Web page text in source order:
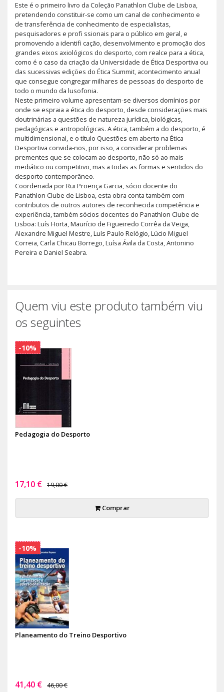
Este é o primeiro livro da Coleção Panathlon Clube de Lisboa,
pretendendo constituir-se como um canal de conhecimento e
de transferência de conhecimento de especialistas,
pesquisadores e profi ssionais para o público em geral, e
promovendo a identifi cação, desenvolvimento e promoção dos
grandes eixos axiológicos do desporto, com realce para a ética,
como é o caso da criação da Universidade de Ética Desportiva ou
das sucessivas edições do Ética Summit, acontecimento anual
que consegue congregar milhares de pessoas do desporto de
todo o mundo da lusofonia.
Neste primeiro volume apresentam-se diversos domínios por
onde se espraia a ética do desporto, desde considerações mais
doutrinárias a questões de natureza jurídica, biológicas,
pedagógicas e antropológicas. A ética, também a do desporto, é
multidimensional, e o título Questões em aberto na Ética
Desportiva convida-nos, por isso, a considerar problemas
prementes que se colocam ao desporto, não só ao mais
mediático ou competitivo, mas a todas as formas e sentidos do
desporto contemporâneo.
Coordenada por Rui Proença Garcia, sócio docente do
Panathlon Clube de Lisboa, esta obra conta também com
contributos de outros autores de reconhecida competência e
experiência, também sócios docentes do Panathlon Clube de
Lisboa: Luís Horta, Maurício de Figueiredo Corrêa da Veiga,
Alexandre Miguel Mestre, Luís Paulo Relógio, Lúcio Miguel
Correia, Carla Chicau Borrego, Luísa Ávila da Costa, Antonino
Pereira e Daniel Seabra.
Quem viu este produto também viu
os seguintes
Pedagogia do Desporto
17,10 € 19,00 €
Comprar
-10%
Planeamento do Treino Desportivo
41,40 € 46,00 €
-10%